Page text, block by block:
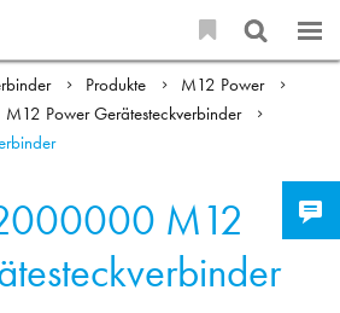
Produkte
M12 Power
M12 Power Gerätesteckverbinder
M12